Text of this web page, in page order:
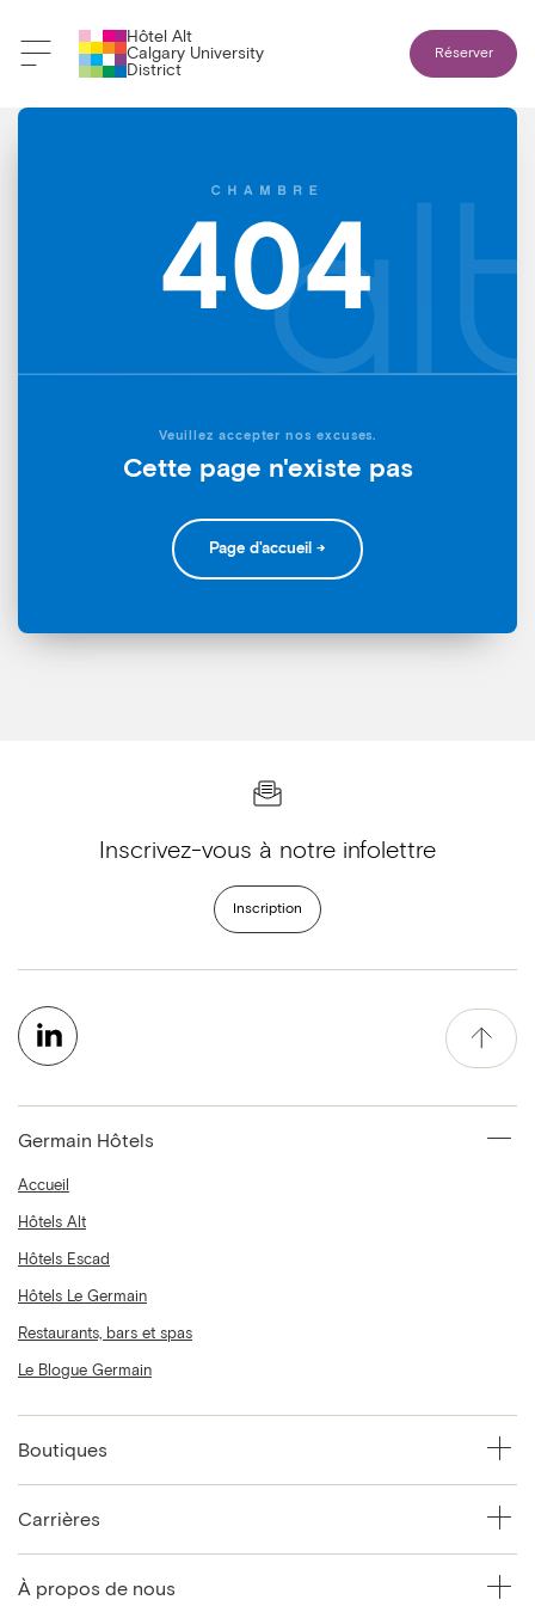
Hôtel Alt
Calgary University
District
Réserver
Veuillez accepter nos excuses.
Cette page n'existe pas
Page d'accueil →
Inscrivez-vous à notre infolettre
Inscription
Germain Hôtels
Accueil
Hôtels Alt
Hôtels Escad
Hôtels Le Germain
Restaurants, bars et spas
Le Blogue Germain
Boutiques
Carrières
À propos de nous